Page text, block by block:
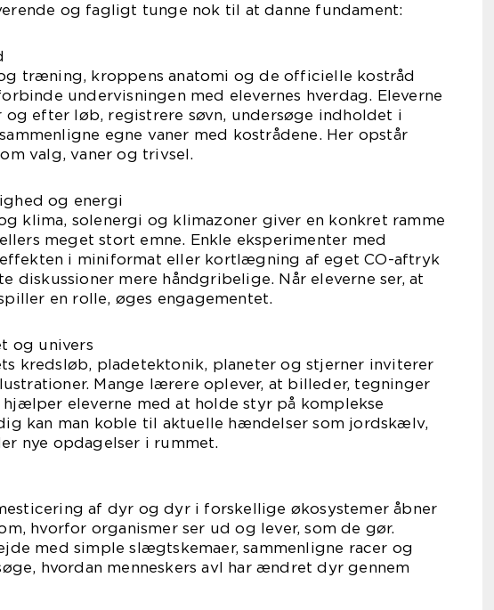
og fagligt tunge nok til at danne fundament:
træning, kroppens anatomi og de officielle kostråd
undervisningen med elevernes hverdag. Eleverne
og efter løb, registrere søvn, undersøge indholdet i
egne vaner med kostrådene. Her opstår
valg, vaner og trivsel.
og energi
klima, solenergi og klimazoner giver en konkret ramme
meget stort emne. Enkle eksperimenter med
i miniformat eller kortlægning af eget CO-aftryk
diskussioner mere håndgribelige. Når eleverne ser, at
en rolle, øges engagementet.
og univers
kredsløb, pladetektonik, planeter og stjerner inviterer
Mange lærere oplever, at billeder, tegninger
eleverne med at holde styr på komplekse
kan man koble til aktuelle hændelser som jordskælv,
nye opdagelser i rummet.
af dyr og dyr i forskellige økosystemer åbner
hvorfor organismer ser ud og lever, som de gør.
med simple slægtskemaer, sammenligne racer og
hvordan menneskers avl har ændret dyr gennem